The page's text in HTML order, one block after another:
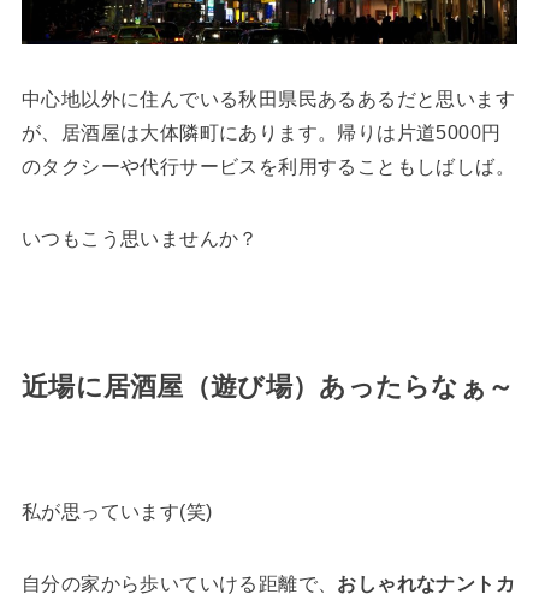
中心地以外に住んでいる秋田県民あるあるだと思います
が、居酒屋は大体隣町にあります。帰りは片道5000円
のタクシーや代行サービスを利用することもしばしば。
いつもこう思いませんか？
近場に居酒屋（遊び場）あったらなぁ～
私が思っています(笑)
自分の家から歩いていける距離で、 おしゃれなナントカ